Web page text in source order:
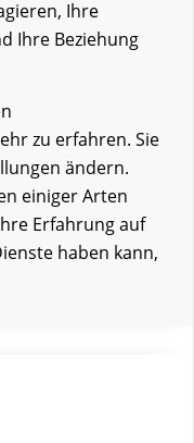
Ihre
Ihre Beziehung
zu erfahren. Sie
ändern.
einiger Arten
Erfahrung auf
haben kann,